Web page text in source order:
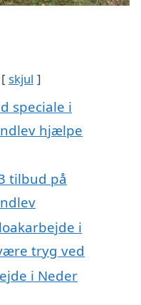
skjul
speciale i
hjælpe
tilbud på
i
tryg ved
i Neder